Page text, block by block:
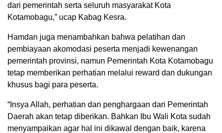
dari pemerintah serta seluruh masyarakat Kota
Kotamobagu,” ucap Kabag Kesra.
Hamdan juga menambahkan bahwa pelatihan dan
pembiayaan akomodasi peserta menjadi kewenangan
pemerintah provinsi, namun Pemerintah Kota Kotamobagu
tetap memberikan perhatian melalui reward dan dukungan
khusus bagi para peserta.
“Insya Allah, perhatian dan penghargaan dari Pemerintah
Daerah akan tetap diberikan. Bahkan Ibu Wali Kota sudah
menyampaikan agar hal ini dikawal dengan baik, karena